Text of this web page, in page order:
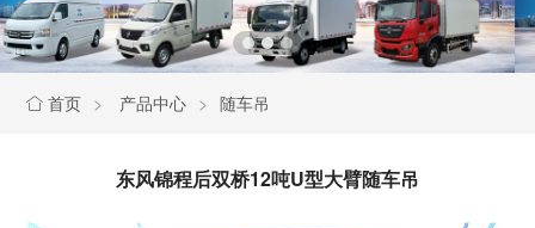
 首页 > 产品中心 > 随车吊
东风锦程后双桥12吨U型大臂随车吊